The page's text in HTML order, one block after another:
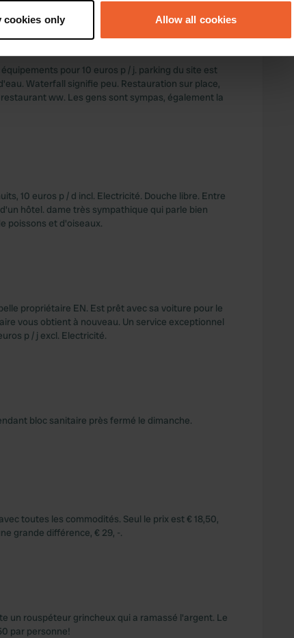
set your preferences in the
media features and to analyse our traffic. We also share
and analytics partners who may combine it with
collected from your use of their services.
cookies only Allow all cookies
pour 10 euros p / j. parking du site est
Waterfall signifie peu. Restauration sur place,
ww. Les gens sont sympas, également la
10 euros p / d incl. Electricité. Douche libre. Entre
hôtel. dame très sympathique qui parle bien
poissons et d'oiseaux.
propriétaire EN. Est prêt avec sa voiture pour le
vous obtient à nouveau. Un service exceptionnel
p / j excl. Electricité.
bloc sanitaire près fermé le dimanche.
toutes les commodités. Seul le prix est € 18,50,
grande différence, € 29, -.
un rouspéteur grincheux qui a ramassé l'argent. Le
par personne!